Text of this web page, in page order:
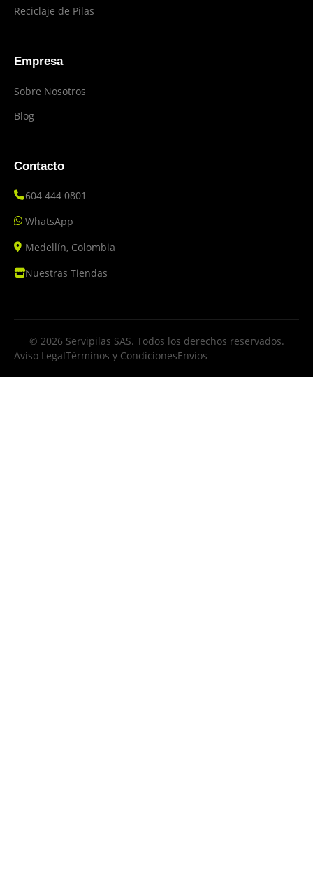
Reciclaje de Pilas
Empresa
Sobre Nosotros
Blog
Contacto
604 444 0801
WhatsApp
Medellín, Colombia
Nuestras Tiendas
© 2026 Servipilas SAS. Todos los derechos reservados.
Aviso LegalTérminos y CondicionesEnvíos